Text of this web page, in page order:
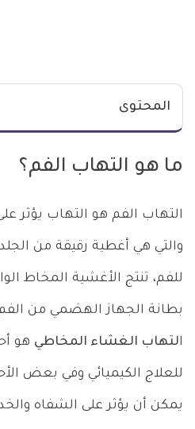
المحتوى
ما هو التهاب الفم؟
التهاب الفم هو التهاب يؤثر
والتي هي أغطية رقيقة من
للفم، تنتج الأغشية المخاط
بطانة الجهاز الهضمي من
التهاب الغشاء المخاطي هو
للعلاج الكيميائي وفي بعض
يمكن أن يؤثر على الشفاه